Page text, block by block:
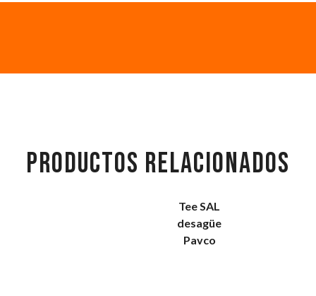
PRODUCTOS RELACIONADOS
Tee SAL
desagüe
Pavco